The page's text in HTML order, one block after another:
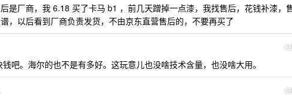
是厂商，我 6.18 买了卡马 b1 ，前几天蹭掉一点漆，我找售后，花钱补漆，
，以后看到厂商负责发货，不由京东直营售后的，不要再买了
11
吧。海尔的也不是有多好。这玩意儿也没啥技术含量，也没啥大用。
12